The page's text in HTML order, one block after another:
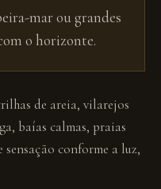
mar ou grandes
o horizonte.
de areia, vilarejos
baías calmas, praias
sensação conforme a luz,